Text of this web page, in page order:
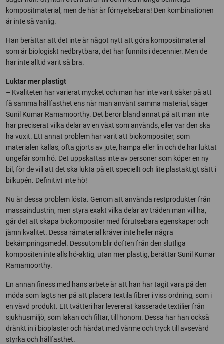
kompositmaterial, men de här är förnyelsebara! Den kombinationen
är inte så vanlig.
Han berättar att det inte är något nytt att göra kompositmaterial
som är biologiskt nedbrytbara, det har funnits i decennier. Men de
har inte alltid varit så bra.
Luktar mer plastigt
– Kvaliteten har varierat mycket och man har inte varit säker på att
få samma hållfasthet ens när man använt samma material, säger
Sunil Kumar Ramamoorthy. Det beror bland annat på att man inte
har preciserat vilka delar av en växt som används, eller var den ska
ha vuxit. Ett annat problem har varit att biokompositer, som
materialen kallas, ofta gjorts av jute, hampa eller lin och de har luktat
ungefär som hö. Det uppskattas inte av personer som köper en ny
bil, för de vill att det ska lukta på ett speciellt och lite plastaktigt sätt i
bilkupén. Definitivt inte hö!
Nu är dessa problem lösta. Genom att använda restprodukter från
massaindustrin, men styra exakt vilka delar av träden man vill ha,
går det att skapa biokompositer med förutsebara egenskaper och
jämn kvalitet. Dessa råmaterial kräver inte heller några
bekämpningsmedel. Dessutom blir doften från den slutliga
kompositen inte alls hö-aktig, utan mer plastig, berättar Sunil Kumar
Ramamoorthy.
En annan finess med hans arbete är att han har tagit vara på den
möda som lagts ner på att placera textila fibrer i viss ordning, som i
en vävd produkt. Ett tvätteri har levererat kasserade textilier från
sjukhusmiljö, som lakan och filtar, till honom. Dessa har han också
dränkt in i bioplaster och härdat med värme och tryck till avsevärd
styrka och hållfasthet.